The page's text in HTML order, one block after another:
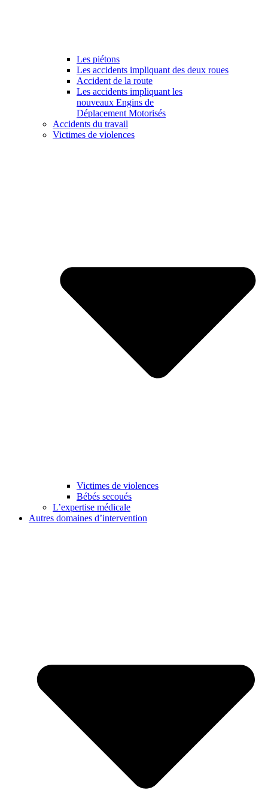
Les piétons
Les accidents impliquant des deux roues
Accident de la route
Les accidents impliquant les
nouveaux Engins de
Déplacement Motorisés
Accidents du travail
Victimes de violences
Victimes de violences
Bébés secoués
L’expertise médicale
Autres domaines d’intervention